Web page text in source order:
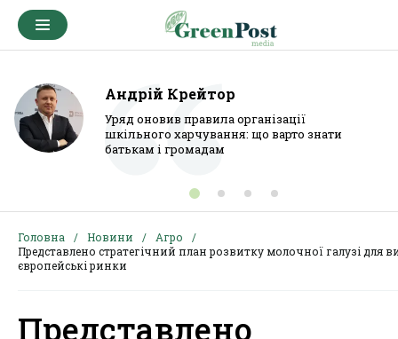
Андрій Крейтор
Уряд оновив правила організації
шкільного харчування: що варто знати
батькам і громадам
Головна Новини
Агро
Представлено стратегічний план розвитку молочної галузі для
європейські ринки
Представлено